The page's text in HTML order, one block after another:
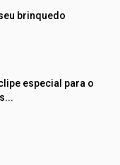
brinquedo
especial para o